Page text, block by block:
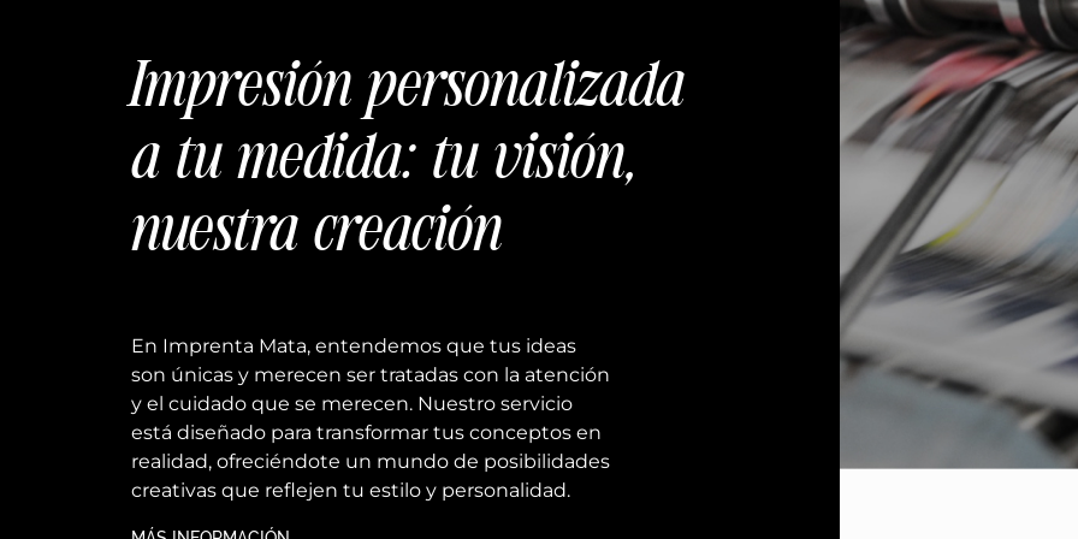
Impresión personalizada
a tu medida: tu visión,
nuestra creación
En Imprenta Mata, entendemos que tus ideas
son únicas y merecen ser tratadas con la atención
y el cuidado que se merecen. Nuestro servicio
está diseñado para transformar tus conceptos en
realidad, ofreciéndote un mundo de posibilidades
creativas que reflejen tu estilo y personalidad.